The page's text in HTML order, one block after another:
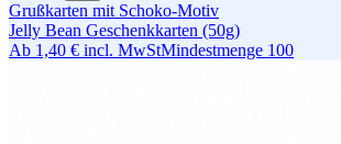
Grußkarten mit Schoko-Motiv
Jelly Bean Geschenkkarten (50g)
Ab 1,40 € incl. MwStMindestmenge 100